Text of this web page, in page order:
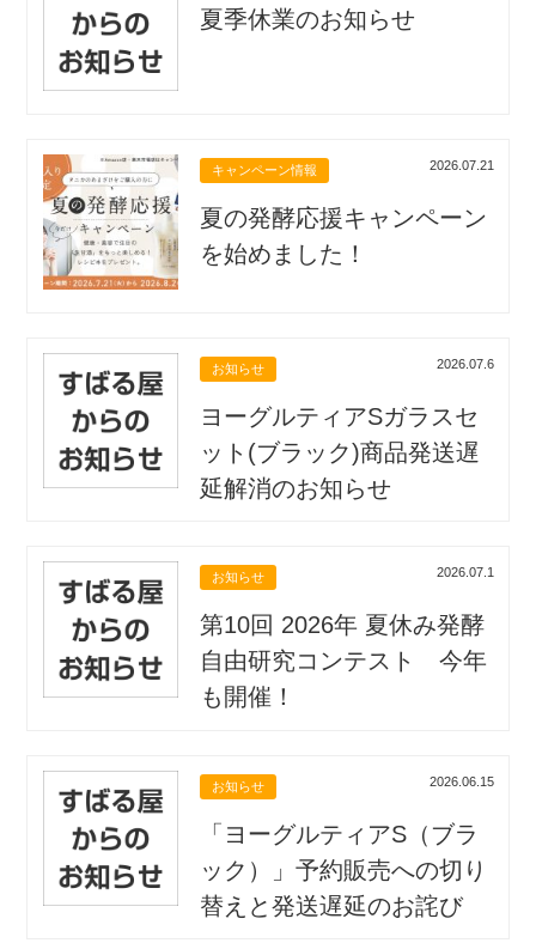
夏季休業のお知らせ
キャンペーン情報 2026.07.21
夏の発酵応援キャンペーン
を始めました！
お知らせ 2026.07.6
ヨーグルティアSガラスセ
ット(ブラック)商品発送遅
延解消のお知らせ
お知らせ 2026.07.1
第10回 2026年 夏休み発酵
自由研究コンテスト 今年
も開催！
お知らせ 2026.06.15
「ヨーグルティアS（ブラ
ック）」予約販売への切り
替えと発送遅延のお詫び